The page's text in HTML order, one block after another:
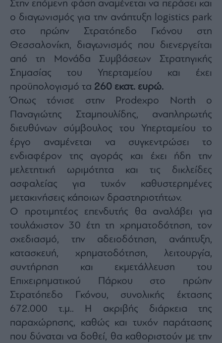
Στην επόμενη φάση αναμένεται να περάσει και
ο διαγωνισμός για την ανάπτυξη logistics park
στο πρώην Στρατόπεδο Γκόνου στη
Θεσσαλονίκη, διαγωνισμός που διενεργείται
από τη Μονάδα Συμβάσεων Στρατηγικής
Σημασίας του Υπερταμείου και έχει
προϋπολογισμό τα 260 εκατ. ευρώ.
Όπως τόνισε στην Prodexpo North ο
Παναγιώτης Σταμπουλίδης, αναπληρωτής
διευθύνων σύμβουλος του Υπερταμείου το
έργο αναμένεται να συγκεντρώσει το
ενδιαφέρον της αγοράς και έχει ήδη την
μελετητική ωριμότητα και τις δικλείδες
ασφαλείας για τυχόν καθυστερημένες
μετακινήσεις κάποιων δραστηριοτήτων.
Ο προτιμητέος επενδυτής θα αναλάβει για
τουλάχιστον 30 έτη τη χρηματοδότηση, τον
σχεδιασμό, την αδειοδότηση, ανάπτυξη,
κατασκευή, χρηματοδότηση, λειτουργία,
συντήρηση και εκμετάλλευση του
Επιχειρηματικού Πάρκου στο πρώην
Στρατόπεδο Γκόνου, συνολικής έκτασης
672.000 τ.μ.. Η ακριβής διάρκεια της
παραχώρησης, καθώς και τυχόν παράτασης
που δύναται να δοθεί, θα καθοριστούν με την